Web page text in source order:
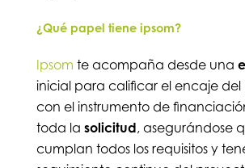
¿Qué papel tiene ipsom?
Ipsom te acompaña desde una
inicial para calificar el encaje
con el instrumento de
toda la solicitud, asegurándose
cumplan todos los requisitos y